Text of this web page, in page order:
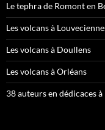
Le tephra de Romont en
Les volcans à
Les volcans à Doullens
Les volcans à Orléans
38 auteurs en dédicaces à